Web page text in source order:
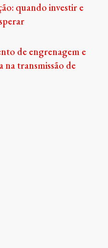
quando investir e
de engrenagem e
transmissão de